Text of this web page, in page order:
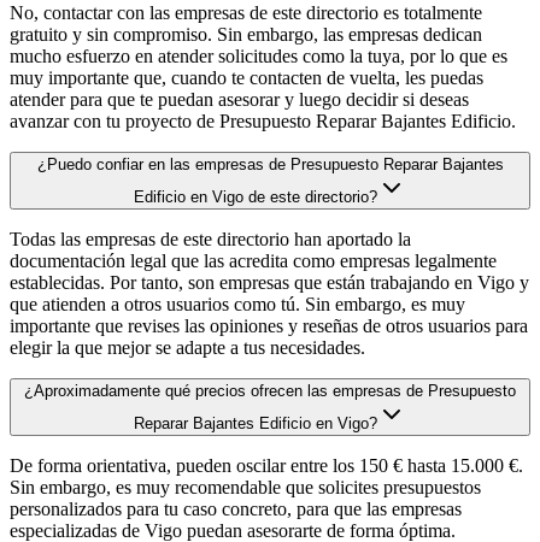
No, contactar con las empresas de este directorio es totalmente
gratuito y sin compromiso. Sin embargo, las empresas dedican
mucho esfuerzo en atender solicitudes como la tuya, por lo que es
muy importante que, cuando te contacten de vuelta, les puedas
atender para que te puedan asesorar y luego decidir si deseas
avanzar con tu proyecto de Presupuesto Reparar Bajantes Edificio.
¿Puedo confiar en las empresas de Presupuesto Reparar Bajantes
Edificio en Vigo de este directorio?
Todas las empresas de este directorio han aportado la
documentación legal que las acredita como empresas legalmente
establecidas. Por tanto, son empresas que están trabajando en Vigo y
que atienden a otros usuarios como tú. Sin embargo, es muy
importante que revises las opiniones y reseñas de otros usuarios para
elegir la que mejor se adapte a tus necesidades.
¿Aproximadamente qué precios ofrecen las empresas de Presupuesto
Reparar Bajantes Edificio en Vigo?
De forma orientativa, pueden oscilar entre los 150 € hasta 15.000 €.
Sin embargo, es muy recomendable que solicites presupuestos
personalizados para tu caso concreto, para que las empresas
especializadas de Vigo puedan asesorarte de forma óptima.